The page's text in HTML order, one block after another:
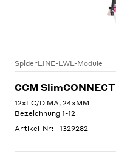
SpiderLINE-LWL-Module
CCM
12xLC/D MA, 24xMM
Bezeichnung 1-12
Artikel-Nr:
1329282